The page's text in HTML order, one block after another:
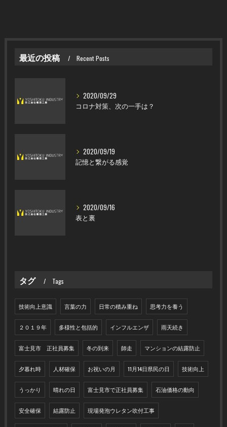
最近の投稿 Recent Posts
2020/09/29
コロナ対策、次の一手は？
2020/09/19
記憶と繋がる感覚
2020/09/16
表と裏
タグ Tags
技術向上意識 言葉の力 日常の積み重ね 思考力を養う
２０１９年 多様性と包括的 インフルエンザ 雨天続き
富士見市 正社員募集 冬の到来 師走 マンションの結露防止
夕暮れ時 人材確保 お祝いの月 11月14日県民の日 技術向上
うっかり 晴れの日 富士見市で正社員募集 石油価格の動向
安全確保 結露防止 現場発泡ウレタン吹付工事